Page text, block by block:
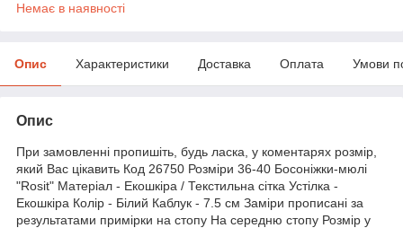
Немає в наявності
Опис Характеристики Доставка Оплата Умови
Опис
При замовленні пропишіть, будь ласка, у коментарях розмір,
який Вас цікавить Код 26750 Розміри 36-40 Босоніжки-мюлі
"Rosit" Матеріал - Екошкіра / Текстильна сітка Устілка -
Екошкіра Колір - Білий Каблук - 7.5 см Заміри прописані за
результатами примірки на стопу На середню стопу Розмір у